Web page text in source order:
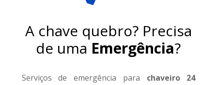
A chave quebro? Precisa
de uma Emergência?
Serviços de emergência para chaveiro 24